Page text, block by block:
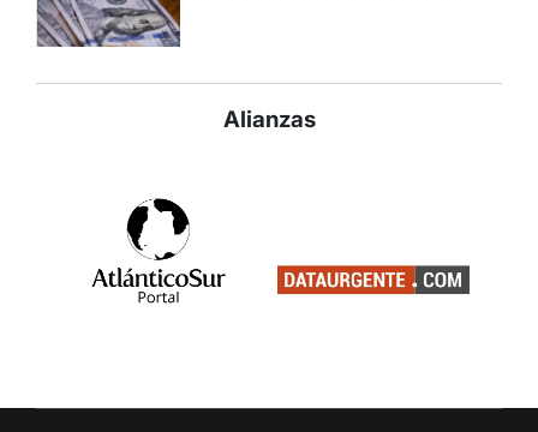
Alianzas